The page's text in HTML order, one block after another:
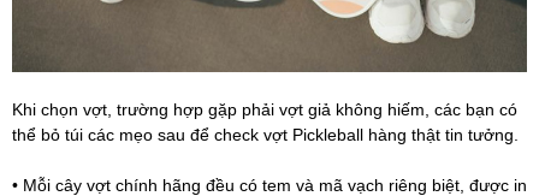
Khi chọn vợt, trường hợp gặp phải vợt giả không hiếm, các bạn có
thể bỏ túi các mẹo sau để check vợt Pickleball hàng thật tin tưởng.
• Mỗi cây vợt chính hãng đều có tem và mã vạch riêng biệt, được in